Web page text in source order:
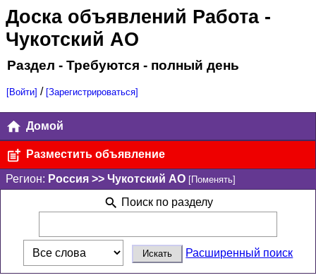
Доска объявлений Работа-
Чукотский AO
Раздел - Требуются - полный день
[Войти] / [Зарегистрироваться]
Домой
Разместить объявление
Регион: Россия >> Чукотский AO [Поменять]
Поиск по разделу
Расширенный поиск